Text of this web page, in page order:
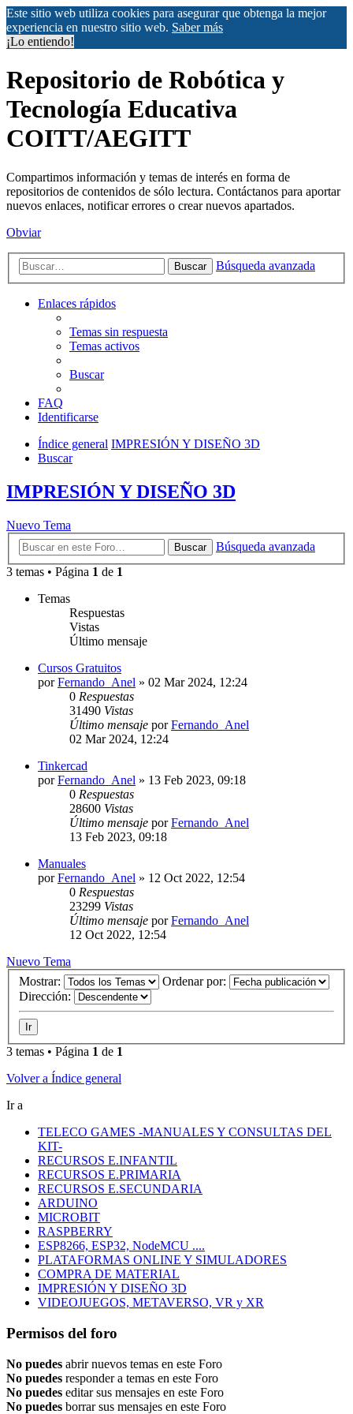
Este sitio web utiliza cookies para asegurar que obtenga la mejor
experiencia en nuestro sitio web. Saber más
¡Lo entiendo!
Repositorio de Robótica y
Tecnología Educativa
COITT/AEGITT
Compartimos información y temas de interés en forma de
repositorios de contenidos de sólo lectura. Contáctanos para aportar
nuevos enlaces, notificar errores o crear nuevos apartados.
Obviar
Buscar Búsqueda avanzada
Enlaces rápidos
Temas sin respuesta
Temas activos
Buscar
FAQ
Identificarse
Índice general IMPRESIÓN Y DISEÑO 3D
Buscar
IMPRESIÓN Y DISEÑO 3D
Nuevo Tema
Buscar
Búsqueda avanzada
3 temas • Página 1 de 1
Temas
Respuestas
Vistas
Último mensaje
Cursos Gratuitos
porFernando_Anel » 02 Mar 2024, 12:24
0 Respuestas
31490 Vistas
Último mensaje porFernando_Anel
02 Mar 2024, 12:24
Tinkercad
porFernando_Anel » 13 Feb 2023, 09:18
0 Respuestas
28600 Vistas
Último mensaje porFernando_Anel
13 Feb 2023, 09:18
Manuales
porFernando_Anel » 12 Oct 2022, 12:54
0 Respuestas
23299 Vistas
Último mensaje porFernando_Anel
12 Oct 2022, 12:54
Nuevo Tema
Mostrar:
Ordenar por:
Dirección:
3 temas • Página 1 de 1
Volver a Índice general
Ir a
TELECO GAMES -MANUALES Y CONSULTAS DEL
KIT-
RECURSOS E.INFANTIL
RECURSOS E.PRIMARIA
RECURSOS E.SECUNDARIA
ARDUINO
MICROBIT
RASPBERRY
ESP8266, ESP32, NodeMCU ....
PLATAFORMAS ONLINE Y SIMULADORES
COMPRA DE MATERIAL
IMPRESIÓN Y DISEÑO 3D
VIDEOJUEGOS, METAVERSO, VR y XR
Permisos del foro
No puedes abrir nuevos temas en este Foro
No puedes responder a temas en este Foro
No puedes editar sus mensajes en este Foro
No puedes borrar sus mensajes en este Foro